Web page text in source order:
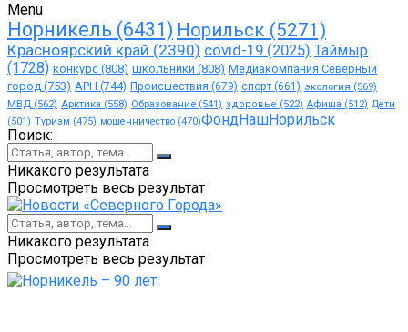
Menu
Норникель (6431) Норильск (5271)
Красноярский край (2390) covid-19 (2025) Таймыр
(1728) конкурс (808) школьники (808) Медиакомпания Северный
город (753) АРН (744) Происшествия (679) спорт (661) экология (569)
МВД (562) Арктика (558) Образование (541) здоровье (522) Афиша (512) Дети
(501) Туризм (475) мошенничество (470)ФондНашНорильск
Поиск:
Никакого результата
Просмотреть весь результат
Никакого результата
Просмотреть весь результат